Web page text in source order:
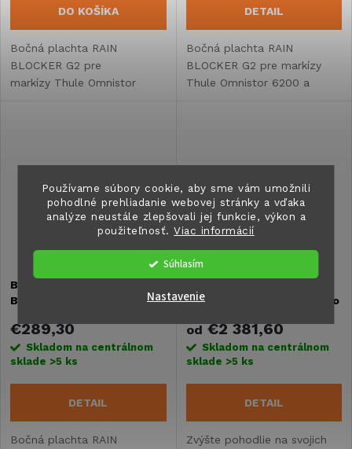
Používame súbory cookie, aby sme vám umožnili
pohodlné prehliadanie webovej stránky a vďaka
analýze neustále zlepšovali jej funkcie, výkon a
použiteľnosť.Viac informácií
Súhlasím
Nastavenie
DO KOŠÍKA
Bočná plachta RAIN
BLOCKER G2 pre
markízy Thule Omnistor
DETAIL
Bočná plachta RAIN
BLOCKER G2 pre markízy
Thule Omnistor 6200 a
Boční plachta Thule RAIN
BLOCKER G2
€289,30
Skladom na centrálnom
sklade >5 ks
DETAIL
Bočná plachta RAIN
PANORAMA pre Fiat Ducato
od€2 381,60
Skladom na centrálnom
sklade >5 ks
DETAIL
Zvýšte pohodlie na svojich